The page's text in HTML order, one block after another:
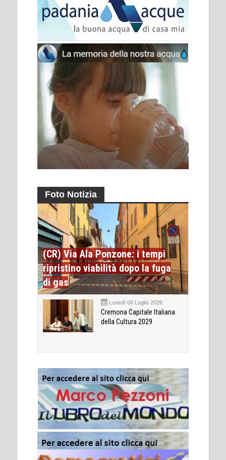
Foto Notizia
(CR) Via Ala Ponzone: i tempi
ripristino viabilità dopo la fuga
di gas
Lunedì 06 Luglio 2026
Cremona Capitale Italiana
della Cultura 2029